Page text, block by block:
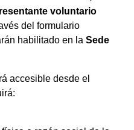
voluntario
del formulario
habilitado en la Sede
accesible desde el